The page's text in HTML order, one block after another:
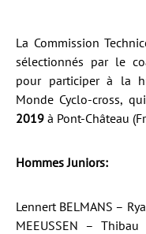
La Commission
sélectionnés par le
pour participer à la
Monde Cyclo-cross,
2019 à Pont-Château
Hommes Juniors:
Lennert BELMANS –
MEEUSSEN –